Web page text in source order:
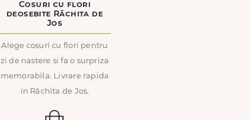
Cosuri cu flori
deosebite Răchita de
Jos
Alege cosuri cu flori pentru
zi de nastere si fa o surpriza
memorabila. Livrare rapida
in Răchita de Jos.